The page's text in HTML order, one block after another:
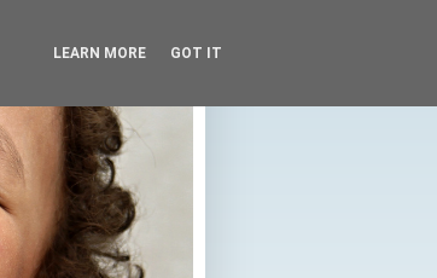
LEARN MORE GOT IT